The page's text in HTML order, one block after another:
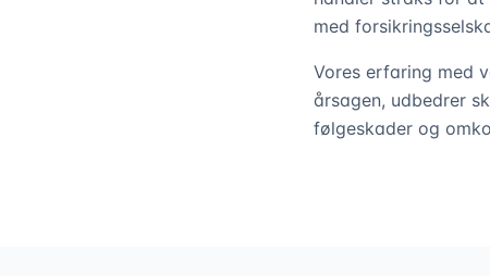
med
Vores erfaring med
årsagen, udbedrer
følgeskader og